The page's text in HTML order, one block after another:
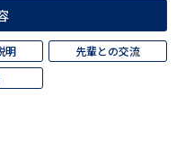
施プログラムから探す
明
先輩との交流